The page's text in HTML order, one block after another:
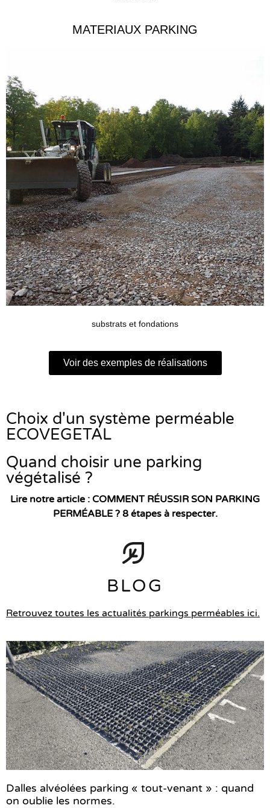
MATERIAUX PARKING
substrats et fondations
Voir des exemples de réalisations
Choix d'un système perméable
ECOVEGETAL
Quand choisir une parking
végétalisé ?
Lire notre article : COMMENT RÉUSSIR SON PARKING
PERMÉABLE ? 8 étapes à respecter.
BLOG
Retrouvez toutes les actualités parkings perméables ici.
Dalles alvéolées parking « tout-venant » : quand
on oublie les normes.